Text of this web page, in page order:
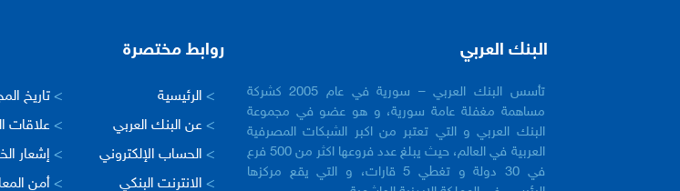
البنك العربي
تأسس البنك العربي – سورية في عام 2005 كشركة
مساهمة مغفلة عامة سورية، و هو عضو في مجموعة
البنك العربي و التي تعتبر من اكبر الشبكات المصرفية
العربية في العالم، حيث يبلغ عدد فروعها اكثر من 500 فرع
في 30 دولة و تغطي 5 قارات، و التي يقع مركزها
روابط مختصرة
> الرئيسية > تاريخ
> عن البنك العربي > علاقات
> الحساب الإلكتروني > إشعار
> الانترنت البنكي > أمن